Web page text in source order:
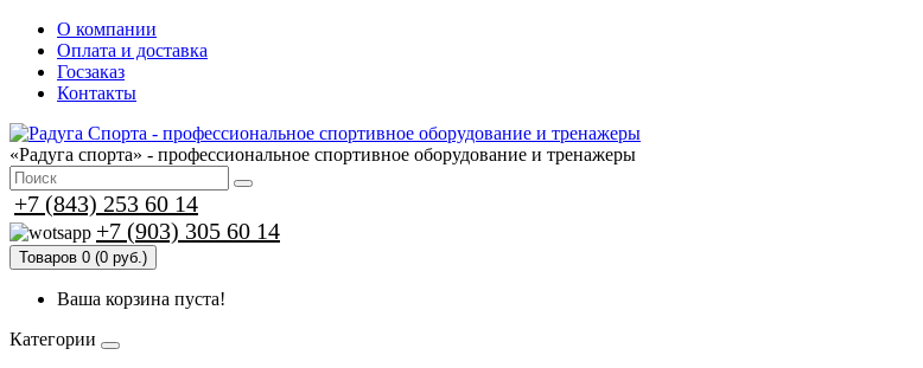
О компании
Оплата и доставка
Госзаказ
Контакты
«Радуга спорта» - профессиональное спортивное оборудование и тренажеры
+7 (843) 253 60 14
+7 (903) 305 60 14
Товаров 0 (0 руб.)
Ваша корзина пуста!
Категории